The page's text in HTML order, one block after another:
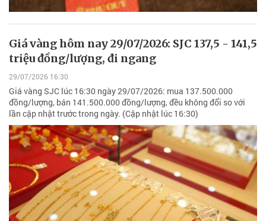
Giá vàng hôm nay 29/07/2026: SJC 137,5 - 141,5
triệu đồng/lượng, đi ngang
29/07/2026 16:30
Giá vàng SJC lúc 16:30 ngày 29/07/2026: mua 137.500.000
đồng/lượng, bán 141.500.000 đồng/lượng, đều không đổi so với
lần cập nhật trước trong ngày. (Cập nhật lúc 16:30)